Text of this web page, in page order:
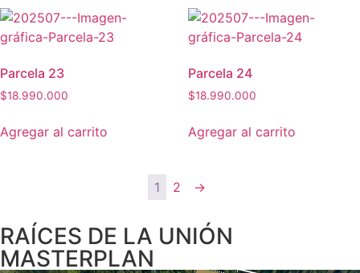
Parcela 23
$18.990.000
Agregar al carrito
Parcela 24
$18.990.000
Agregar al carrito
1 2 →
RAÍCES DE LA UNIÓN
MASTERPLAN